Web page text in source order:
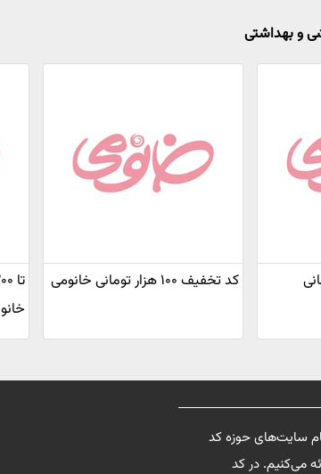
و بهداشتی
کد تخفیف ۱۰۰ هزار تومانی خانومی
سایت‌های حوزه کد
می‌کنیم. در کد